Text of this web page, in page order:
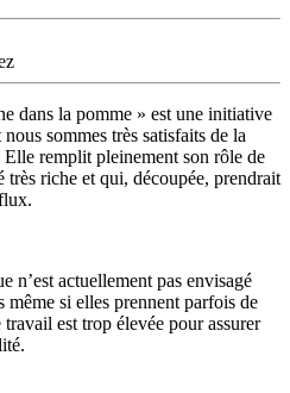
dans la pomme » est une initiative
sommes très satisfaits de la
remplit pleinement son rôle de
très riche et qui, découpée, prendrait
n’est actuellement pas envisagé
même si elles prennent parfois de
est trop élevée pour assurer